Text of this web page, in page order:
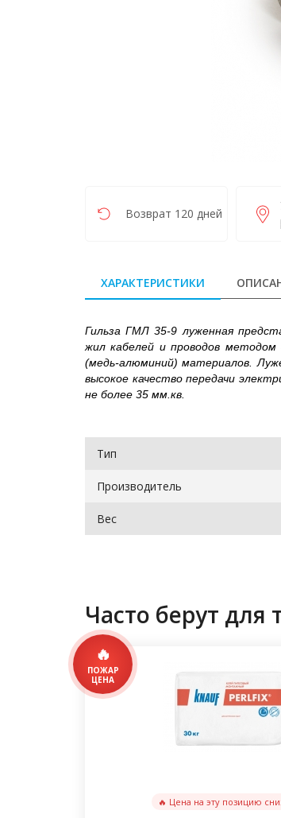
Возврат 120 дней
ХАРАКТЕРИСТИКИ
Гильза ГМЛ 35-9 луженная
жил кабелей и проводов методом
(медь-алюминий) материалов.
высокое качество передачи
не более 35 мм.кв.
Тип
Производитель
Вес
Часто берут для
🔥 Цена на эту позицию